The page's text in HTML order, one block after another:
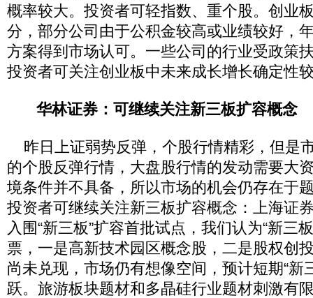
概率较大。投资者可轻指数、重个股。创业
分，部分公司由于公积金较高或业绩较好，
方案得到市场认可。一些公司的行业受政策
投资者可关注创业板中未来成长增长确定性
华林证券：可继续关注新三板扩容概念
昨日上证弱势反弹，个股行情精彩，但是
的个股反弹行情，大盘股行情的发动需要大
境条件并不具备，所以市场的机会仍存在于
投资者可继续关注新三板扩容概念：上海证
入围“新三板”扩容首批试点，我们认为“新三
票，一是高新技术园区概念股，二是股权创
尚未兑现，市场仍有想像空间，预计短期“新
跃。旅游板块题材和多晶硅行业题材刺激有